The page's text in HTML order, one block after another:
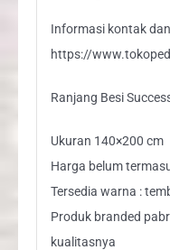
Informasi kontak
https://
Ranjang Besi
Ukuran 140×200 cm
Harga belum
Tersedia warna :
Produk branded
kualitasnya